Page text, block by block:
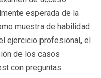
esperada de la
muestra de habilidad
ejercicio profesional, el
de los casos
con preguntas